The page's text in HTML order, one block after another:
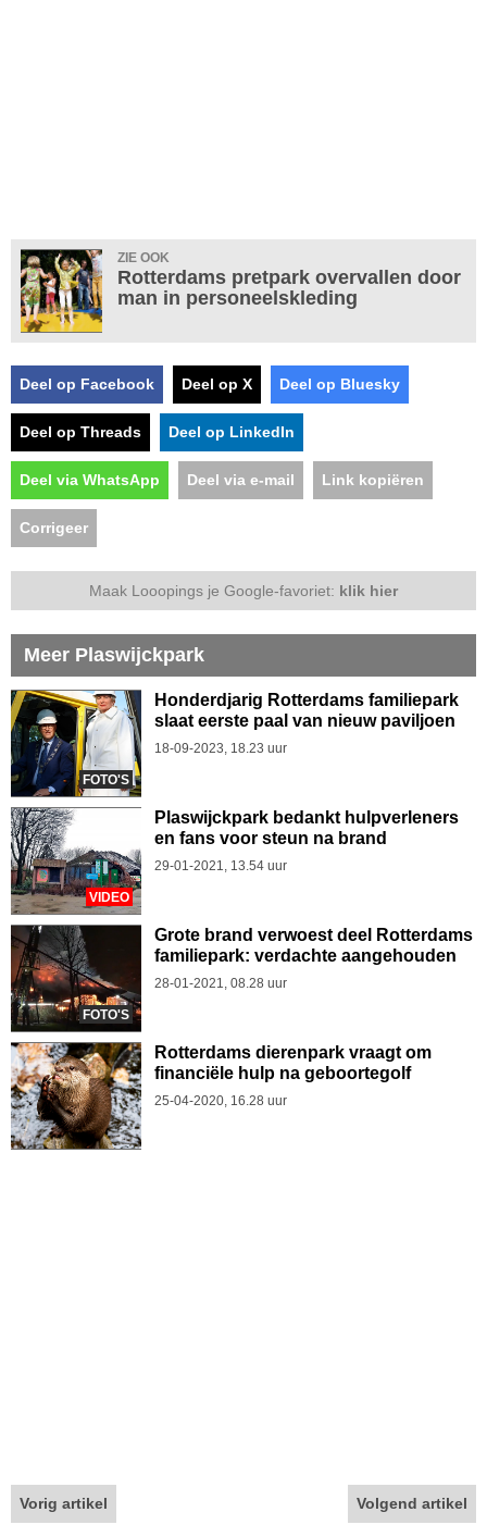
ZIE OOK
Rotterdams pretpark overvallen door
man in personeelskleding
Deel op Facebook Deel op X Deel op Bluesky
Deel op Threads Deel op LinkedIn
Deel via WhatsApp Deel via e-mail Link kopiëren
Corrigeer
Maak Looopings je Google-favoriet: klik hier
Meer Plaswijckpark
FOTO'S
Honderdjarig Rotterdams familiepark
slaat eerste paal van nieuw paviljoen
18-09-2023, 18.23 uur
VIDEO
Plaswijckpark bedankt hulpverleners
en fans voor steun na brand
29-01-2021, 13.54 uur
FOTO'S
Grote brand verwoest deel Rotterdams
familiepark: verdachte aangehouden
28-01-2021, 08.28 uur
Rotterdams dierenpark vraagt om
financiële hulp na geboortegolf
25-04-2020, 16.28 uur
Vorig artikel Volgend artikel